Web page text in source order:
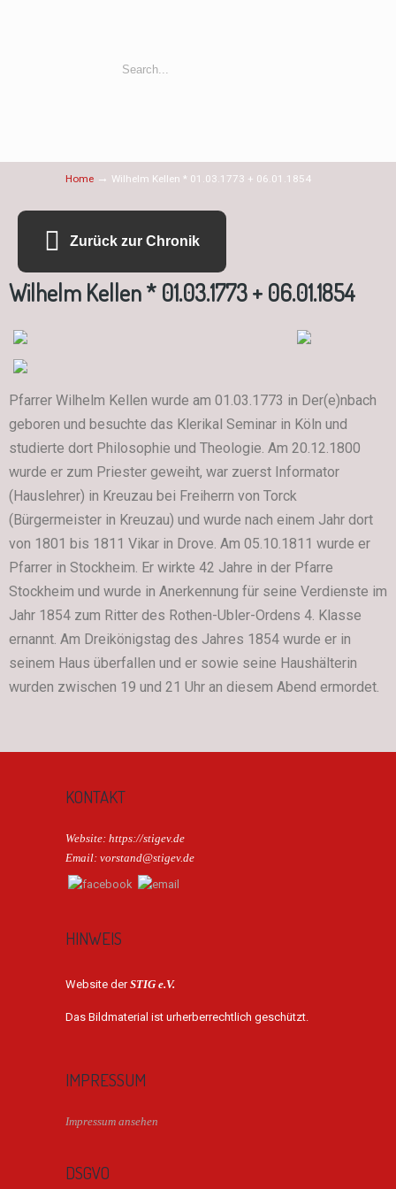
Home → Wilhelm Kellen * 01.03.1773 + 06.01.1854
Zurück zur Chronik
Wilhelm Kellen * 01.03.1773 + 06.01.1854
Pfarrer Wilhelm Kellen wurde am 01.03.1773 in Der(e)nbach
geboren und besuchte das Klerikal Seminar in Köln und
studierte dort Philosophie und Theologie. Am 20.12.1800
wurde er zum Priester geweiht, war zuerst Informator
(Hauslehrer) in Kreuzau bei Freiherrn von Torck
(Bürgermeister in Kreuzau) und wurde nach einem Jahr dort
von 1801 bis 1811 Vikar in Drove. Am 05.10.1811 wurde er
Pfarrer in Stockheim. Er wirkte 42 Jahre in der Pfarre
Stockheim und wurde in Anerkennung für seine Verdienste im
Jahr 1854 zum Ritter des Rothen-Ubler-Ordens 4. Klasse
ernannt. Am Dreikönigstag des Jahres 1854 wurde er in
seinem Haus überfallen und er sowie seine Haushälterin
wurden zwischen 19 und 21 Uhr an diesem Abend ermordet.
KONTAKT
Website: https://stigev.de
Email: vorstand@stigev.de
HINWEIS
Website derSTIG e.V.
Das Bildmaterial ist urherberrechtlich geschützt.
IMPRESSUM
Impressum ansehen
DSGVO